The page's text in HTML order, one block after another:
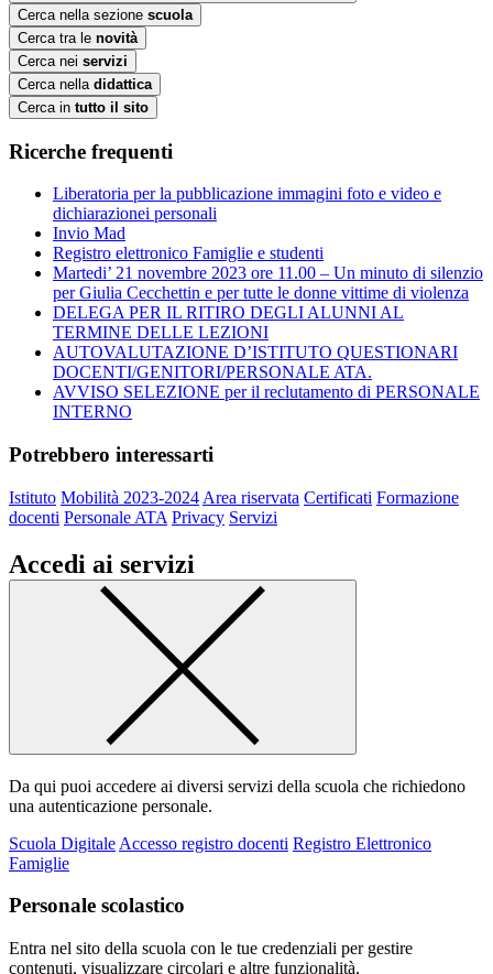
Cerca nella sezione scuola
Cerca tra le novità
Cerca nei servizi
Cerca nella didattica
Cerca in tutto il sito
Ricerche frequenti
Liberatoria per la pubblicazione immagini foto e video e
dichiarazionei personali
Invio Mad
Registro elettronico Famiglie e studenti
Martedi’ 21 novembre 2023 ore 11.00 – Un minuto di silenzio
per Giulia Cecchettin e per tutte le donne vittime di violenza
DELEGA PER IL RITIRO DEGLI ALUNNI AL
TERMINE DELLE LEZIONI
AUTOVALUTAZIONE D’ISTITUTO QUESTIONARI
DOCENTI/GENITORI/PERSONALE ATA.
AVVISO SELEZIONE per il reclutamento di PERSONALE
INTERNO
Potrebbero interessarti
Istituto Mobilità 2023-2024 Area riservata Certificati Formazione
docenti Personale ATA Privacy Servizi
Accedi ai servizi
Da qui puoi accedere ai diversi servizi della scuola che richiedono
una autenticazione personale.
Scuola Digitale Accesso registro docenti Registro Elettronico
Famiglie
Personale scolastico
Entra nel sito della scuola con le tue credenziali per gestire
contenuti, visualizzare circolari e altre funzionalità.